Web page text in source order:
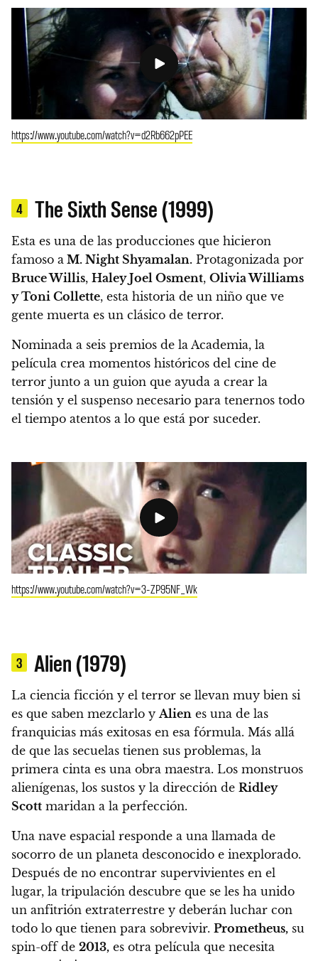
https://www.youtube.com/watch?v=d2Rb662pPEE
4 The Sixth Sense (1999)
Esta es una de las producciones que hicieron
famoso a M. Night Shyamalan. Protagonizada por
Bruce Willis, Haley Joel Osment, Olivia Williams
y Toni Collette, esta historia de un niño que ve
gente muerta es un clásico de terror.
Nominada a seis premios de la Academia, la
película crea momentos históricos del cine de
terror junto a un guion que ayuda a crear la
tensión y el suspenso necesario para tenernos todo
el tiempo atentos a lo que está por suceder.
https://www.youtube.com/watch?v=3-ZP95NF_Wk
3 Alien (1979)
La ciencia ficción y el terror se llevan muy bien si
es que saben mezclarlo y Alien es una de las
franquicias más exitosas en esa fórmula. Más allá
de que las secuelas tienen sus problemas, la
primera cinta es una obra maestra. Los monstruos
alienígenas, los sustos y la dirección de Ridley
Scott maridan a la perfección.
Una nave espacial responde a una llamada de
socorro de un planeta desconocido e inexplorado.
Después de no encontrar supervivientes en el
lugar, la tripulación descubre que se les ha unido
un anfitrión extraterrestre y deberán luchar con
todo lo que tienen para sobrevivir. Prometheus, su
spin-off de 2013, es otra película que necesita